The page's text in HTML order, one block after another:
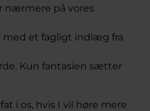
nærmere på vores
med et fagligt indlæg fra
Kun fantasien sætter
i os, hvis I vil høre mere